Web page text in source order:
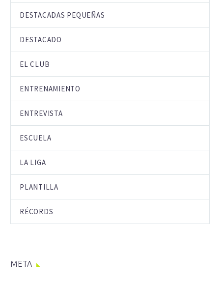
DESTACADAS PEQUEÑAS
DESTACADO
EL CLUB
ENTRENAMIENTO
ENTREVISTA
ESCUELA
LA LIGA
PLANTILLA
RÉCORDS
META